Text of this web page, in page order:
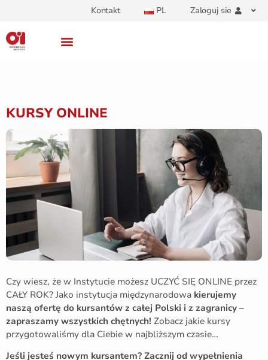
Kontakt PL Zaloguj sie
KURSY ONLINE
Czy wiesz, że w Instytucie możesz UCZYĆ SIĘ ONLINE przez
CAŁY ROK? Jako instytucja międzynarodowa kierujemy
naszą ofertę do kursantów z całej Polski i z zagranicy –
zapraszamy wszystkich chętnych! Zobacz jakie kursy
przygotowaliśmy dla Ciebie w najbliższym czasie…
Jeśli jesteś nowym kursantem? Zacznij od wypełnienia